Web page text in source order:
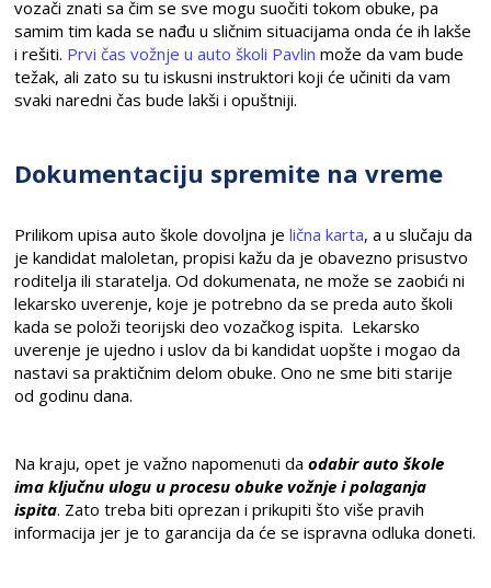
vozači znati sa čim se sve mogu suočiti tokom obuke, pa
samim tim kada se nađu u sličnim situacijama onda će ih lakše
i rešiti. Prvi čas vožnje u auto školi Pavlin može da vam bude
težak, ali zato su tu iskusni instruktori koji će učiniti da vam
svaki naredni čas bude lakši i opuštniji.
Dokumentaciju spremite na vreme
Prilikom upisa auto škole dovoljna jelična karta, a u slučaju da
je kandidat maloletan, propisi kažu da je obavezno prisustvo
roditelja ili staratelja. Od dokumenata, ne može se zaobići ni
lekarsko uverenje, koje je potrebno da se preda auto školi
kada se položi teorijski deo vozačkog ispita. Lekarsko
uverenje je ujedno i uslov da bi kandidat uopšte i mogao da
nastavi sa praktičnim delom obuke. Ono ne sme biti starije
od godinu dana.
Na kraju, opet je važno napomenuti daodabir auto škole
ima ključnu ulogu u procesu obuke vožnje i polaganja
ispita. Zato treba biti oprezan i prikupiti što više pravih
informacija jer je to garancija da će se ispravna odluka doneti.